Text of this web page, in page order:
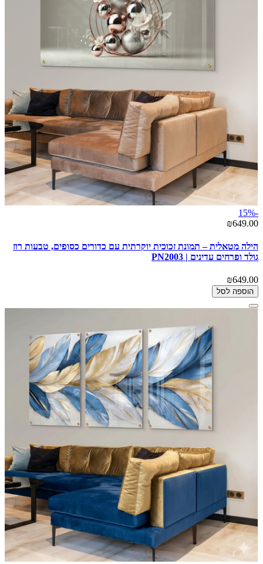
-15%
₪649.00
הילה מטאלית – תמונת זכוכית יוקרתית עם כדורים כסופים, טבעות רוז
גולד ופרחים עדינים | PN2003
₪649.00
הוספה לסל